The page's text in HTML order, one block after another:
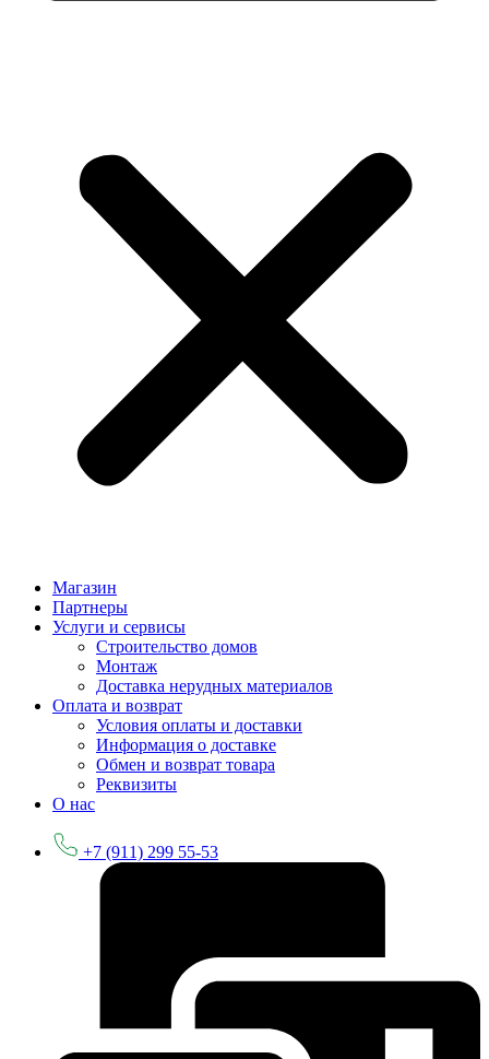
Магазин
Партнеры
Услуги и сервисы
Строительство домов
Монтаж
Доставка нерудных материалов
Оплата и возврат
Условия оплаты и доставки
Информация о доставке
Обмен и возврат товара
Реквизиты
О нас
+7 (911) 299 55-53